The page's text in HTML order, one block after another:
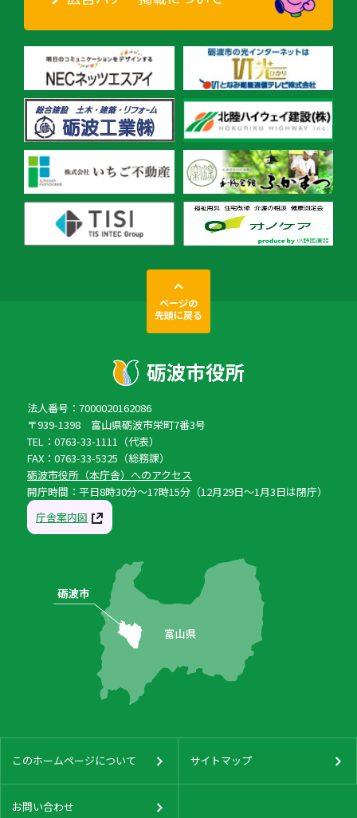
ページの
先頭に戻る
法人番号：7000020162086
〒939-1398 富山県砺波市栄町7番3号
TEL：0763-33-1111（代表）
FAX：0763-33-5325（総務課）
砺波市役所（本庁舎）へのアクセス
開庁時間：平日8時30分〜17時15分（12月29日〜1月3日は閉庁）
庁舎案内図
このホームページについて サイトマップ
お問い合わせ